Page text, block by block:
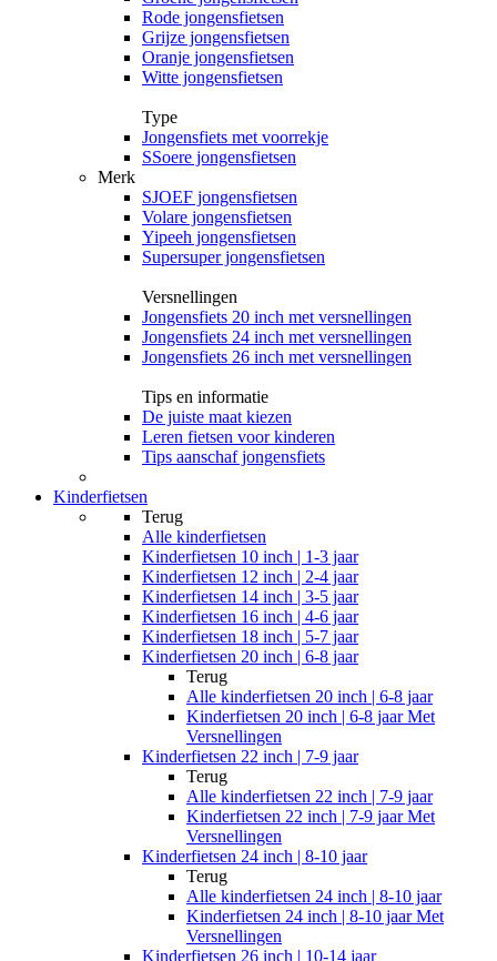
Rode jongensfietsen
Grijze jongensfietsen
Oranje jongensfietsen
Witte jongensfietsen
Type
Jongensfiets met voorrekje
SSoere jongensfietsen
Merk
SJOEF jongensfietsen
Volare jongensfietsen
Yipeeh jongensfietsen
Supersuper jongensfietsen
Versnellingen
Jongensfiets 20 inch met versnellingen
Jongensfiets 24 inch met versnellingen
Jongensfiets 26 inch met versnellingen
Tips en informatie
De juiste maat kiezen
Leren fietsen voor kinderen
Tips aanschaf jongensfiets
Kinderfietsen
Terug
Alle kinderfietsen
Kinderfietsen 10 inch | 1-3 jaar
Kinderfietsen 12 inch | 2-4 jaar
Kinderfietsen 14 inch | 3-5 jaar
Kinderfietsen 16 inch | 4-6 jaar
Kinderfietsen 18 inch | 5-7 jaar
Kinderfietsen 20 inch | 6-8 jaar
Terug
Alle kinderfietsen 20 inch | 6-8 jaar
Kinderfietsen 20 inch | 6-8 jaar Met
Versnellingen
Kinderfietsen 22 inch | 7-9 jaar
Terug
Alle kinderfietsen 22 inch | 7-9 jaar
Kinderfietsen 22 inch | 7-9 jaar Met
Versnellingen
Kinderfietsen 24 inch | 8-10 jaar
Terug
Alle kinderfietsen 24 inch | 8-10 jaar
Kinderfietsen 24 inch | 8-10 jaar Met
Versnellingen
Kinderfietsen 26 inch | 10-14 jaar